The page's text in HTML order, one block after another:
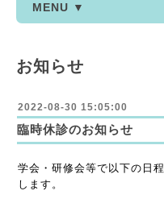
MENU ▼
お知らせ
2022-08-30 15:05:00
臨時休診のお知らせ
学会・研修会等で以下の日
します。